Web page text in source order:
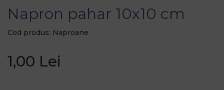
Napron pahar 10x10 cm
Cod produs: Naproane
1,00 Lei